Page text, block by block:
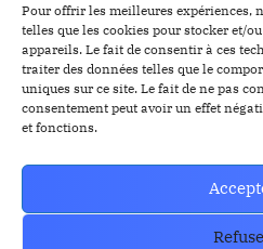
Pour offrir les meilleures expériences,
telles que les cookies pour stocker et/
appareils. Le fait de consentir à ces
traiter des données telles que le
uniques sur ce site. Le fait de ne pas
consentement peut avoir un effet
et fonctions.